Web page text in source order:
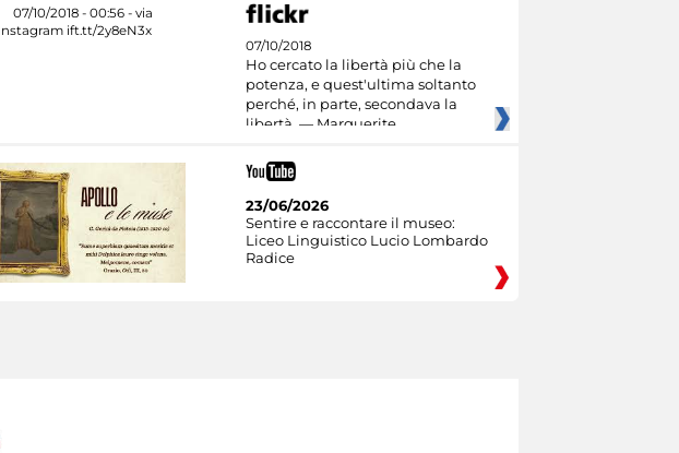
07/10/2018
Ho cercato la libertà più che la
potenza, e quest'ultima soltanto
perché, in parte, secondava la
libertà. — Marguerite
23/06/2026
Sentire e raccontare il museo:
Liceo Linguistico Lucio Lombardo
Radice